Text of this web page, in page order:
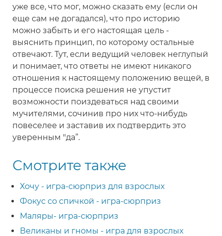
уже все, что мог, можно сказать ему (если он
еще сам не догадался), что про историю
можно забыть и его настоящая цель -
выяснить принцип, по которому остальные
отвечают. Тут, если ведущий человек неглупый
и понимает, что ответы не имеют никакого
отношения к настоящему положению вещей, в
процессе поиска решения не упустит
возможности поиздеваться над своими
мучителями, сочинив про них что-нибудь
повеселее и заставив их подтвердить это
уверенным "да”.
Смотрите также
Хочу - игра-сюрприз для взрослых
Фокус со спичкой - игра-сюрприз
Маляры- игра-сюрприз
Великаны и гномы - игра для взрослых